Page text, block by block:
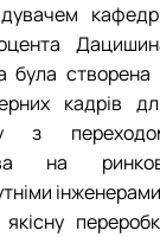
була створена
кадрів
з
на